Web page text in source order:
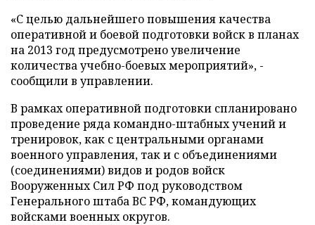
«С целью дальнейшего повышения качества
оперативной и боевой подготовки войск в планах
на 2013 год предусмотрено увеличение
количества учебно-боевых мероприятий», -
сообщили в управлении.
В рамках оперативной подготовки спланировано
проведение ряда командно-штабных учений и
тренировок, как с центральными органами
военного управления, так и с объединениями
(соединениями) видов и родов войск
Вооруженных Сил РФ под руководством
Генерального штаба ВС РФ, командующих
войсками военных округов.